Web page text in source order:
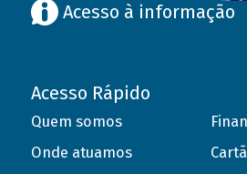
Acesso à informação
Acesso Rápido
Quem somos
Onde atuamos